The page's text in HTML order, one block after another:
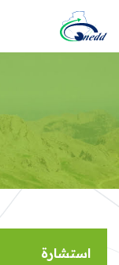
ت
ل
ل
استشارة